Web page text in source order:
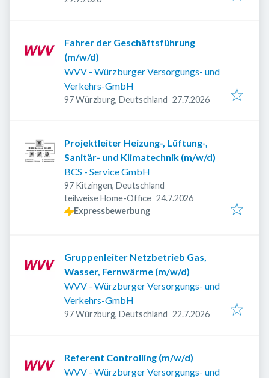
Fahrer der Geschäftsführung
(m/w/d)
WVV - Würzburger Versorgungs- und
Verkehrs-GmbH
97 Würzburg, Deutschland Veröffentlicht
27.7.2026
Projektleiter Heizung-, Lüftung-,
Sanitär- und Klimatechnik (m/w/d)
BCS - Service GmbH
97 Kitzingen, Deutschland
teilweise Home-Office Veröffentlicht
24.7.2026
Expressbewerbung
Gruppenleiter Netzbetrieb Gas,
Wasser, Fernwärme (m/w/d)
WVV - Würzburger Versorgungs- und
Verkehrs-GmbH
97 Würzburg, Deutschland Veröffentlicht
22.7.2026
Referent Controlling (m/w/d)
WVV - Würzburger Versorgungs- und